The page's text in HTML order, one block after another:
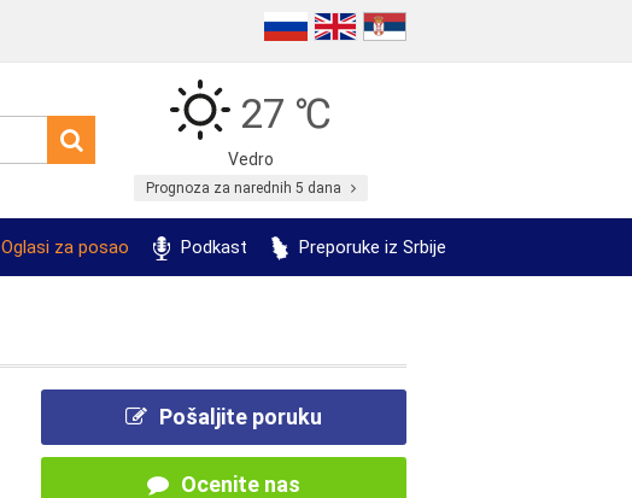
27 ℃
Vedro
Prognoza za narednih 5 dana
Oglasi za posao Podkast Preporuke iz Srbije
Pošaljite poruku
Ocenite nas